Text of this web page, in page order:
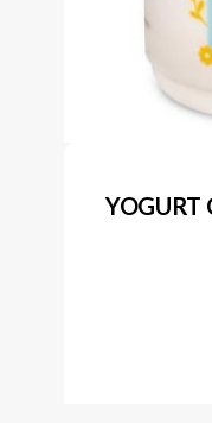
YOGURT